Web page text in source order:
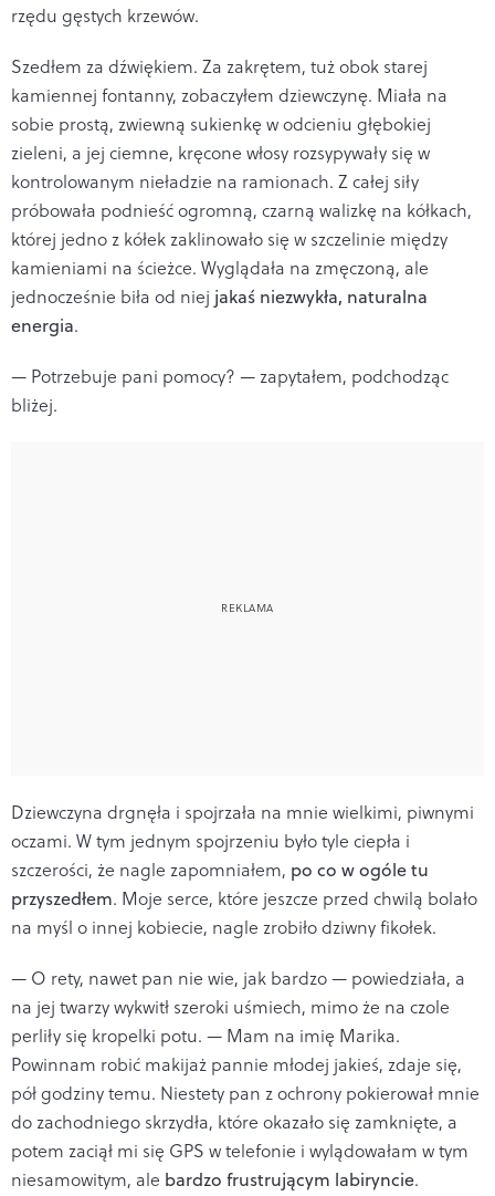
rzędu gęstych krzewów.
Szedłem za dźwiękiem. Za zakrętem, tuż obok starej
kamiennej fontanny, zobaczyłem dziewczynę. Miała na
sobie prostą, zwiewną sukienkę w odcieniu głębokiej
zieleni, a jej ciemne, kręcone włosy rozsypywały się w
kontrolowanym nieładzie na ramionach. Z całej siły
próbowała podnieść ogromną, czarną walizkę na kółkach,
której jedno z kółek zaklinowało się w szczelinie między
kamieniami na ścieżce. Wyglądała na zmęczoną, ale
jednocześnie biła od niej jakaś niezwykła, naturalna
energia.
— Potrzebuje pani pomocy? — zapytałem, podchodząc
bliżej.
Dziewczyna drgnęła i spojrzała na mnie wielkimi, piwnymi
oczami. W tym jednym spojrzeniu było tyle ciepła i
szczerości, że nagle zapomniałem, po co w ogóle tu
przyszedłem. Moje serce, które jeszcze przed chwilą bolało
na myśl o innej kobiecie, nagle zrobiło dziwny fikołek.
— O rety, nawet pan nie wie, jak bardzo — powiedziała, a
na jej twarzy wykwitł szeroki uśmiech, mimo że na czole
perliły się kropelki potu. — Mam na imię Marika.
Powinnam robić makijaż pannie młodej jakieś, zdaje się,
pół godziny temu. Niestety pan z ochrony pokierował mnie
do zachodniego skrzydła, które okazało się zamknięte, a
potem zaciął mi się GPS w telefonie i wylądowałam w tym
niesamowitym, ale bardzo frustrującym labiryncie.